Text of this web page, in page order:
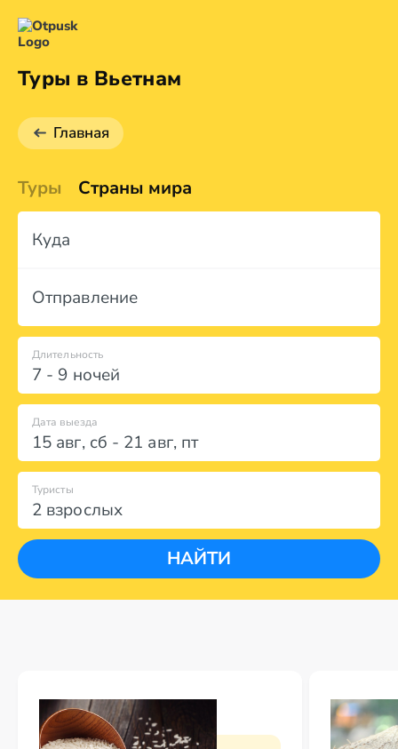
Туры в Вьетнам
Главная
Туры Страны мира
Куда
Отправление
7 - 9 ночей
Длительность
Дата выезда
15 авг, сб - 21 авг, пт
2 взрослых
Туристы
НАЙТИ